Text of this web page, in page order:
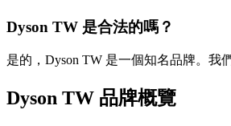
Dyson TW 是合法的嗎？
是的，Dyson TW 是一個知名品牌。我
Dyson TW 品牌概覽